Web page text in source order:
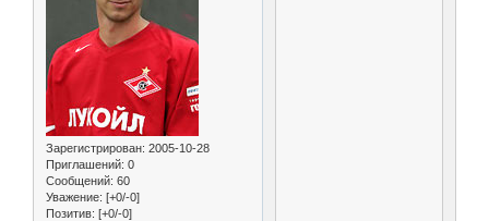
Зарегистрирован: 2005-10-28
Приглашений: 0
Сообщений: 60
Уважение: [+0/-0]
Позитив: [+0/-0]